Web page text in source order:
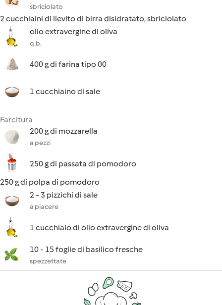
sbriciolato
2 cucchiaini di lievito di birra disidratato, sbriciolato
olio extravergine di oliva
q.b.
400 g di farina tipo 00
1 cucchiaino di sale
Farcitura
200 g di mozzarella
a pezzi
250 g di passata di pomodoro
250 g di polpa di pomodoro
2 - 3 pizzichi di sale
a piacere
1 cucchiaio di olio extravergine di oliva
10 - 15 foglie di basilico fresche
spezzettate